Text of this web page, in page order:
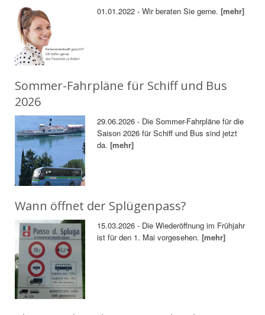
01.01.2022 - Wir beraten Sie gerne.[mehr]
Sommer-Fahrpläne für Schiff und Bus
2026
29.06.2026 - Die Sommer-Fahrpläne für die
Saison 2026 für Schiff und Bus sind jetzt
da.[mehr]
Wann öffnet der Splügenpass?
15.03.2026 - Die Wiederöffnung im Frühjahr
ist für den 1. Mai vorgesehen.[mehr]